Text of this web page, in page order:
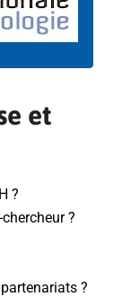
et
?
?
?